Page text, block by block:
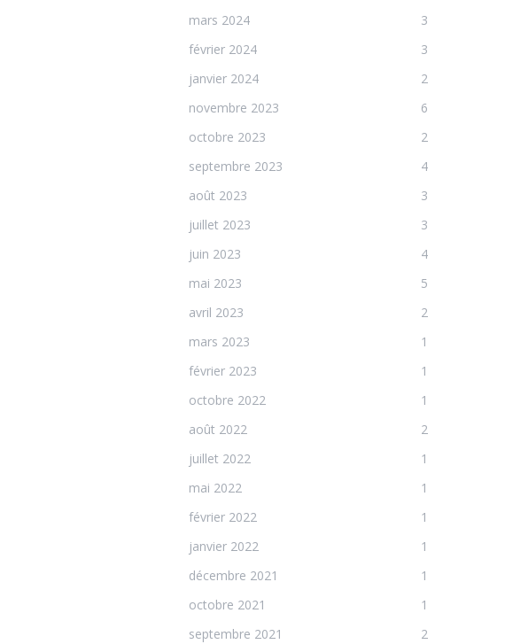
mars 2024
3
février 2024
3
janvier 2024
2
novembre 2023
6
octobre 2023
2
septembre 2023
4
août 2023
3
juillet 2023
3
juin 2023
4
mai 2023
5
avril 2023
2
mars 2023
1
février 2023
1
octobre 2022
1
août 2022
2
juillet 2022
1
mai 2022
1
février 2022
1
janvier 2022
1
décembre 2021
1
octobre 2021
1
septembre 2021
2